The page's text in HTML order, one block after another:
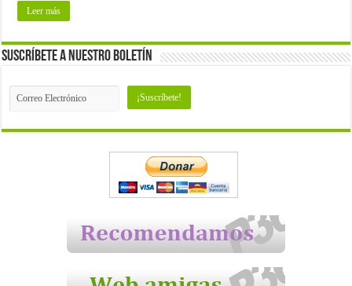
Leer más
Suscríbete a nuestro Boletín